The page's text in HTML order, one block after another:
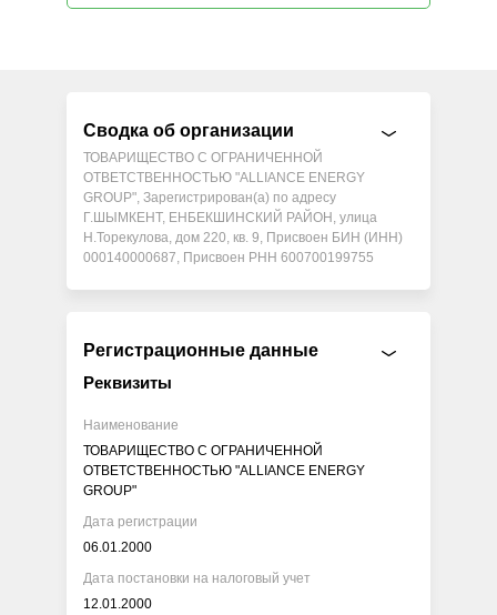
Сводка об организации
ТОВАРИЩЕСТВО С ОГРАНИЧЕННОЙ
ОТВЕТСТВЕННОСТЬЮ "ALLIANCE ENERGY
GROUP", Зарегистрирован(а) по адресу
Г.ШЫМКЕНТ, ЕНБЕКШИНСКИЙ РАЙОН, улица
Н.Торекулова, дом 220, кв. 9, Присвоен БИН (ИНН)
000140000687, Присвоен РНН 600700199755
Регистрационные данные
Реквизиты
Наименование
ТОВАРИЩЕСТВО С ОГРАНИЧЕННОЙ
ОТВЕТСТВЕННОСТЬЮ "ALLIANCE ENERGY
GROUP"
Дата регистрации
06.01.2000
Дата постановки на налоговый учет
12.01.2000